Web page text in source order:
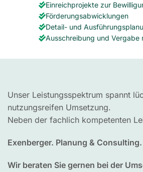
Einreichprojekte zur
Förderungsabwicklungen
Detail- und
Ausschreibung und Vergabe
Unser Leistungsspektrum spannt
nutzungsreifen Umsetzung.
Neben der fachlich kompetenten
Exenberger. Planung &
Wir beraten Sie gernen bei der